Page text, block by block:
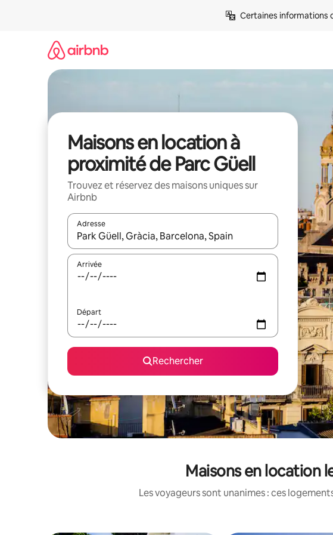
Certaines
Maisons en location à
proximité de Parc Güell
Trouvez et réservez des maisons uniques sur
Airbnb
Adresse
Lorsque les résultats s'affichent, utilisez les flèches vers le haut
Arrivée
Départ
Rechercher
Maisons en location
Les voyageurs sont unanimes : ces